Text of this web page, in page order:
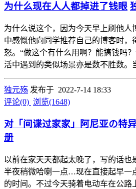
为什么现在人人都掉进了钱眼
为什么说这个，因为今天早上刷他人
中感慨他向同学推荐自己的博客时，
怒。“做这个有什么用啊？能搞钱
活中遇到的类似场景亦是数不胜数。
独元殇 发布于 2022-7-14 18:33
评论(0) 浏览(1648)
对「间谍过家家」阿尼亚の特
册
以前在家天天都起太晚了，写的话也
半夜稍微哈喇一点…现在直接起早一
的时间。不过今天骑着电动车在公路